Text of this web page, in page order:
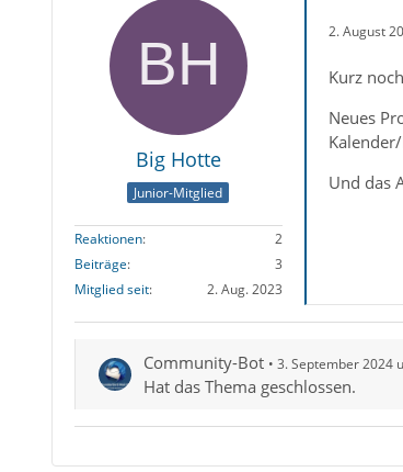
Big Hotte
Junior-Mitglied
Reaktionen
2
Beiträge
3
Mitglied seit
2. Aug. 2023
2. August
Kurz
Neues
Und das
Community-Bot 3. September 2024
Hat das Thema geschlossen.